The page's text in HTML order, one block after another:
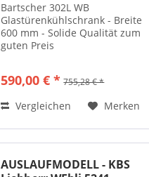
Bartscher 302L WB
Glastürenkühlschrank - Breite
600 mm - Solide Qualität zum
guten Preis
590,00 € * 755,28 € *
Vergleichen Merken
AUSLAUFMODELL - KBS